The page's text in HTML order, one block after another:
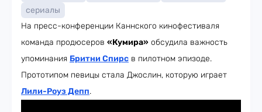
сериалы
На пресс-конференции Каннского кинофестиваля
команда продюсеров «Кумира» обсудила важность
упоминания Бритни Спирс в пилотном эпизоде.
Прототипом певицы стала Джослин, которую играет
Лили-Роуз Депп.